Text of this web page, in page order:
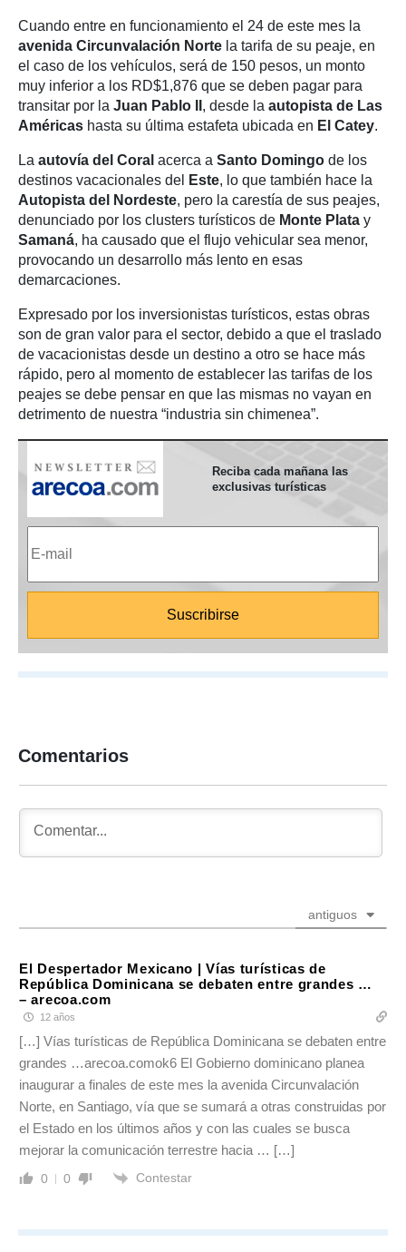
Cuando entre en funcionamiento el 24 de este mes la
avenida Circunvalación Norte la tarifa de su peaje, en
el caso de los vehículos, será de 150 pesos, un monto
muy inferior a los RD$1,876 que se deben pagar para
transitar por la Juan Pablo , desde la autopista de Las
Américas hasta su última estafeta ubicada en El Catey.
La autovía del Coral acerca a Santo Domingo de los
destinos vacacionales del
Este, lo que también hace la
Autopista del Nordeste, pero la carestía de sus peajes,
denunciado por los clusters turísticos de Monte Plata y
Samaná, ha causado que el flujo vehicular sea menor,
provocando un desarrollo más lento en esas
demarcaciones.
Expresado por los inversionistas turísticos, estas obras
son de gran valor para el sector, debido a que el traslado
de vacacionistas desde un destino a otro se hace más
rápido, pero al momento de establecer las tarifas de los
peajes se debe pensar en que las mismas no vayan en
detrimento de nuestra “industria sin chimenea”.
Reciba cada mañana las
exclusivas turísticas
Comentarios
antiguos
El Despertador Mexicano | Vías turísticas de
República Dominicana se debaten entre grandes …
– arecoa.com
12 años
[…] Vías turísticas de República Dominicana se debaten entre
grandes …arecoa.comok6 El Gobierno dominicano planea
inaugurar a finales de este mes la avenida Circunvalación
Norte, en Santiago, vía que se sumará a otras construidas por
el Estado en los últimos años y con las cuales se busca
mejorar la comunicación terrestre hacia … […]
0 0 Contestar